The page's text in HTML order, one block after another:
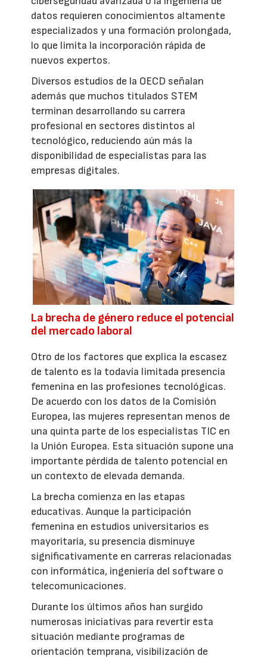
datos requieren conocimientos altamente
especializados y una formación prolongada,
lo que limita la incorporación rápida de
nuevos expertos.
Diversos estudios de la OECD señalan
además que muchos titulados STEM
terminan desarrollando su carrera
profesional en sectores distintos al
tecnológico, reduciendo aún más la
disponibilidad de especialistas para las
empresas digitales.
La brecha de género reduce el potencial
del mercado laboral
Otro de los factores que explica la escasez
de talento es la todavía limitada presencia
femenina en las profesiones tecnológicas.
De acuerdo con los datos de la Comisión
Europea, las mujeres representan menos de
una quinta parte de los especialistas TIC en
la Unión Europea. Esta situación supone una
importante pérdida de talento potencial en
un contexto de elevada demanda.
La brecha comienza en las etapas
educativas. Aunque la participación
femenina en estudios universitarios es
mayoritaria, su presencia disminuye
significativamente en carreras relacionadas
con informática, ingeniería del software o
telecomunicaciones.
Durante los últimos años han surgido
numerosas iniciativas para revertir esta
situación mediante programas de
orientación temprana, visibilización de